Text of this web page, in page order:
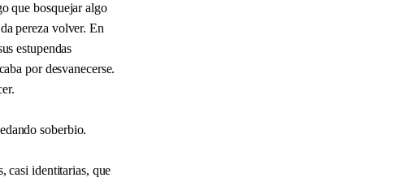
que bosquejar algo
pereza volver. En
estupendas
por desvanecerse.
soberbio.
casi identitarias, que